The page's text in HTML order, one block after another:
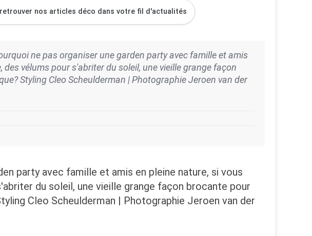
nos articles déco dans votre fil d'actualités
ne pas organiser une garden party avec famille et amis
vélums pour s'abriter du soleil, une vieille grange façon
Styling Cleo Scheulderman | Photographie Jeroen van der
party avec famille et amis en pleine nature, si vous
du soleil, une vieille grange façon brocante pour
Cleo Scheulderman | Photographie Jeroen van der